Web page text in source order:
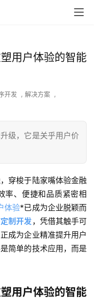
用户体验的智能
开发 , 解决方案 ,
级，它是关乎用户价
穿梭于陆家嘴体验金融
率、便捷和品质紧密相
体验*已成为企业脱颖而
制开发 ，凭借其触手可
成为企业精准提升用户
简单的技术应用，而是
用户体验的智能